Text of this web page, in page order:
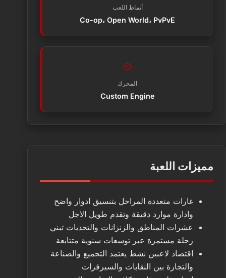
أنماط اللعب
Co-op، Open World، PvPvE
⚙️
المحرك
Custom Engine
مميزات اللعبة
غارات متعددة المراحل بتنسيق ادوار واضح
وادارة موارد دقيقة وتقدم طويل الاجل
عشرات المناطق والزنزانات والتحديات تبني
رحلة مستمرة عبر توسعات سنوية متتابعة
اقتصاد لاعبين نشط يعتمد التجميع والصناعة
والتجارة بين النقابات والسيرفرات